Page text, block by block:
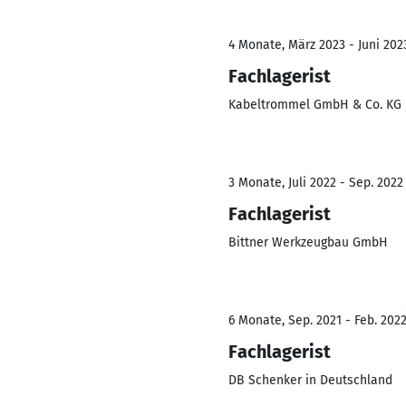
4 Monate, März 2023 - Juni
Fachlagerist
Kabeltrommel GmbH & Co. KG
3 Monate, Juli 2022 - Sep. 2022
Fachlagerist
Bittner Werkzeugbau GmbH
6 Monate, Sep. 2021 - Feb. 2022
Fachlagerist
DB Schenker in Deutschland